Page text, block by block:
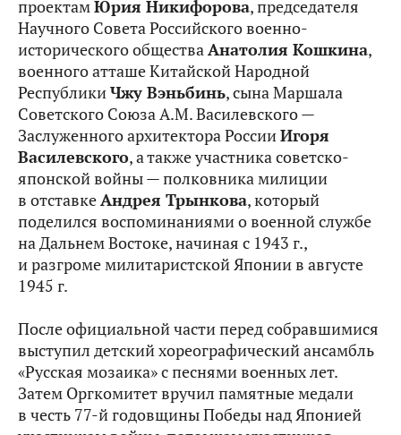
проектамЮрия Никифорова, председателя
Научного Совета Российского военно-
исторического общества Анатолия Кошкина,
военного атташе Китайской Народной
РеспубликиЧжу Вэньбинь, сына Маршала
Советского Союза А.М. Василевского —
Заслуженного архитектора РоссииИгоря
Василевского, а также участника советско-
японской войны — полковника милиции
в отставкеАндрея Трынкова, который
поделился воспоминаниями о военной службе
на Дальнем Востоке, начиная с 1943 г.,
и разгроме милитаристской Японии в августе
1945 г.
После официальной части перед собравшимися
выступил детский хореографический ансамбль
«Русская мозаика» с песнями военных лет.
Затем Оргкомитет вручил памятные медали
в честь 77-й годовщины Победы над Японией